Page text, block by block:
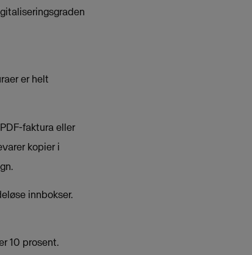
er helt
faktura eller
kopier i
innbokser.
10 prosent.